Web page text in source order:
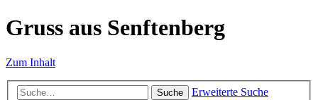
Gruss aus Senftenberg
Zum Inhalt
Suche Erweiterte Suche